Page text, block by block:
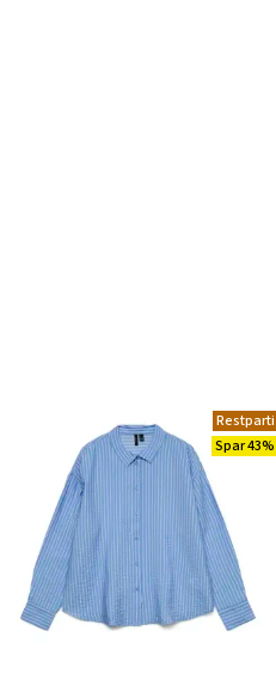
Restparti
Spar 43%